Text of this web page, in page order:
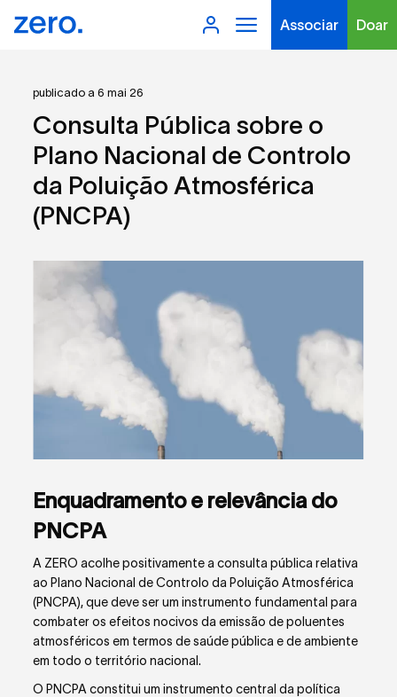
Associar Doar
Tipo de conteúdo
publicado a 6 mai 26
Consulta Pública sobre o
Plano Nacional de Controlo
da Poluição Atmosférica
(PNCPA)
Enquadramento e relevância do
PNCPA
A ZERO acolhe positivamente a consulta pública relativa
ao Plano Nacional de Controlo da Poluição Atmosférica
(PNCPA), que deve ser um instrumento fundamental para
combater os efeitos nocivos da emissão de poluentes
atmosféricos em termos de saúde pública e de ambiente
em todo o território nacional.
O PNCPA constitui um instrumento central da política